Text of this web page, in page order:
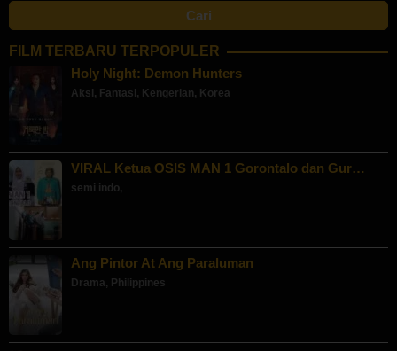
FILM TERBARU TERPOPULER
Holy Night: Demon Hunters
Aksi , Fantasi , Kengerian, Korea
VIRAL Ketua OSIS MAN 1 Gorontalo dan Gur…
semi indo,
Ang Pintor At Ang Paraluman
Drama, Philippines